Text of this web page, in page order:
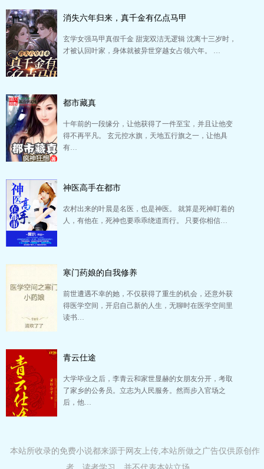
消失六年归来，真千金有亿点马甲
玄学女强马甲真假千金 甜宠双洁无逻辑 沈离十三岁时，
才被认回叶家，身体就被异世穿越女占领六年。 …
都市藏真
十年前的一段缘分，让他获得了一件至宝，并且让他变
得不再平凡。 玄元控水旗，天地五行旗之一，让他具
有…
神医高手在都市
农村出来的叶晨是名医，也是神医。 就算是死神盯着的
人，有他在，死神也要乖乖绕道而行。 只要你相信…
寒门药娘的自我修养
前世遭遇不幸的她，不仅获得了重生的机会，还意外获
得医学空间，开启自己新的人生，无聊时在医学空间里
读书…
青云仕途
大学毕业之后，李青云和家世显赫的女朋友分开，考取
了家乡的公务员。立志为人民服务。然而步入官场之
后，他…
本站所收录的免费小说都来源于网友上传,本站所做之广告仅供原创作